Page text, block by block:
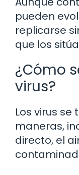
pueden
replicarse
que los
¿Cómo
virus?
Los virus
maneras,
directo, el